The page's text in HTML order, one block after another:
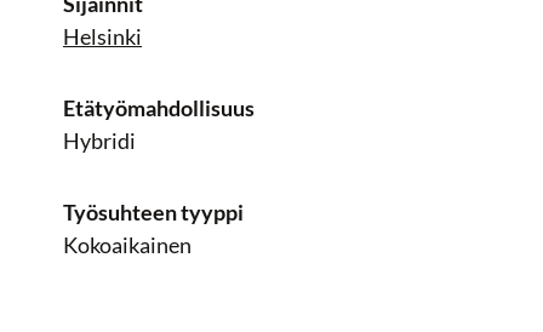
Helsinki
Etätyömahdollisuus
Hybridi
Työsuhteen tyyppi
Kokoaikainen